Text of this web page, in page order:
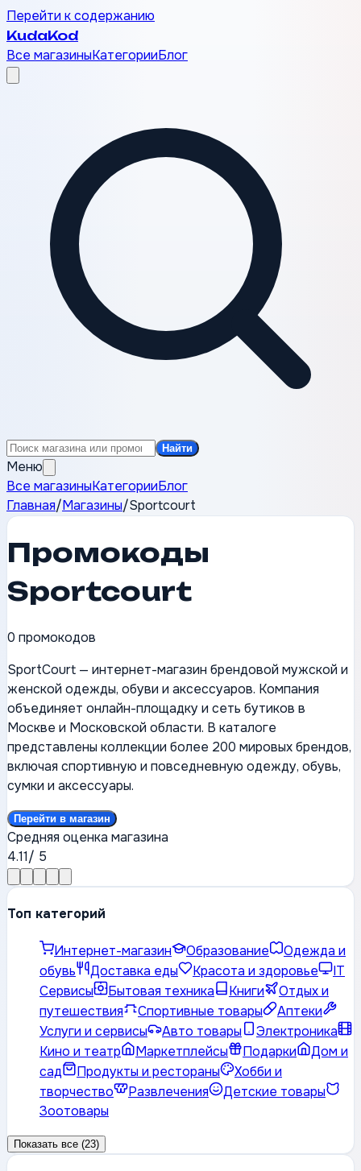
Перейти к содержанию
KudaKod
Все магазиныКатегорииБлог
Найти
Меню
Все магазиныКатегорииБлог
Главная/Магазины/Sportcourt
Промокоды
Sportcourt
0 промокодов
SportCourt — интернет-магазин брендовой мужской и
женской одежды, обуви и аксессуаров. Компания
объединяет онлайн-площадку и сеть бутиков в
Москве и Московской области. В каталоге
представлены коллекции более 200 мировых брендов,
включая спортивную и повседневную одежду, обувь,
сумки и аксессуары.
Перейти в магазин
Средняя оценка магазина
4.11/ 5
Топ категорий
Интернет-магазин Образование
Одежда и
обувь
Доставка еды Красота и здоровье
IT
Сервисы
Бытовая техника Книги
Отдых и
путешествия
Спортивные товары
Аптеки
Услуги и сервисы
Авто товары
Электроника
Кино и театр
Маркетплейсы Подарки
Дом и
сад
Продукты и рестораны
Хобби и
творчество
Развлечения
Детские товары
Зоотовары
Показать все (23)